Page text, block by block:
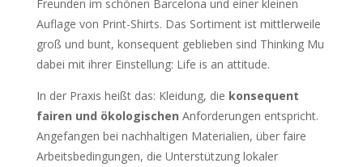
Freunden im schönen Barcelona und einer kleinen
Auflage von Print-Shirts. Das Sortiment ist mittlerweile
groß und bunt, konsequent geblieben sind Thinking Mu
dabei mit ihrer Einstellung: Life is an attitude.
In der Praxis heißt das: Kleidung, die konsequent
fairen und ökologischen Anforderungen entspricht.
Angefangen bei nachhaltigen Materialien, über faire
Arbeitsbedingungen, die Unterstützung lokaler